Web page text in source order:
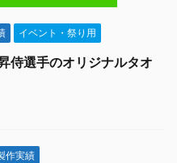
イベント・祭り用
選手のオリジナルタオ
作実績